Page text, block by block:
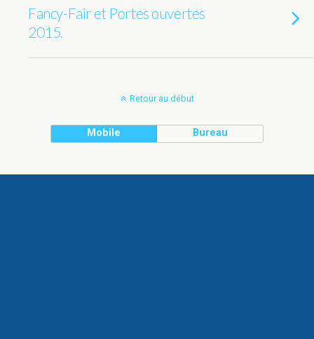
Fancy-Fair et Portes ouvertes
2015.
Retour au début
Mobile Bureau